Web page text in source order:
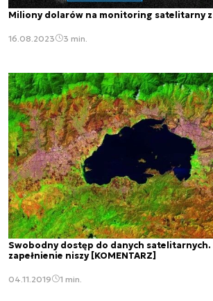
Miliony dolarów na monitoring satelitarny z
16.08.2023 3 min.
Swobodny dostęp do danych satelitarnych.
zapełnienie niszy [KOMENTARZ]
04.11.2019 1 min.